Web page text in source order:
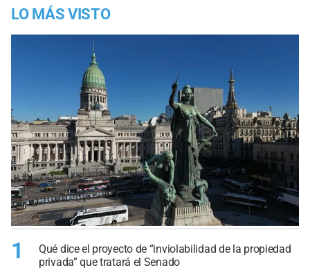
LO MÁS VISTO
1
Qué dice el proyecto de “inviolabilidad de la propiedad
privada” que tratará el Senado